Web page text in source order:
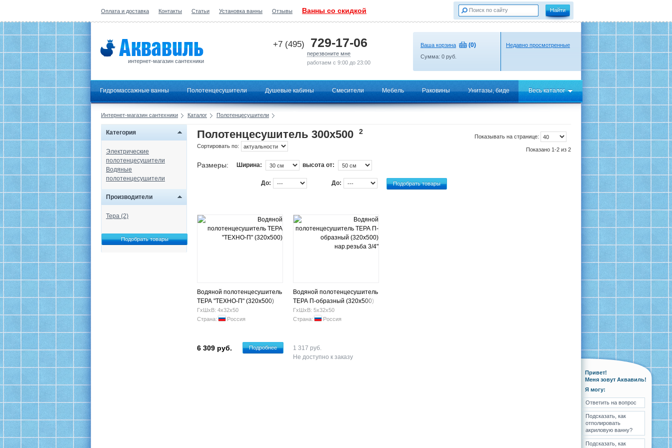
Оплата и доставка Контакты Статьи Установка ванны Отзывы Ванны со скидкой
интернет-магазин сантехники
+7 (495) 729-17-06
перезвоните мне
работаем с 9:00 до 23:00
Ваша корзина (0)
Сумма: 0 руб.
Недавно просмотренные
Гидромассажные ванны Полотенцесушители Душевые кабины Смесители Мебель Раковины Унитазы, биде Весь каталог
Интернет-магазин сантехники Каталог Полотенцесушители
Категория
Электрические
полотенцесушители
Водяные
полотенцесушители
Производители
Тера (2)
Показывать на странице:
Показано 1-2 из 2
Полотенцесушитель 300х500 2
Сортировать по:
Размеры: Ширина: высота от:
До: До:
Водяной полотенцесушитель
ТЕРА "ТЕХНО-П" (320х500)
ГхШхВ: 4х32х50
Страна:
Россия
6 309 руб. Подробнее
Водяной полотенцесушитель
ТЕРА П-образный (320х500)
нар.резьба 3/4"
ГхШхВ: 5х32х50
Страна:
Россия
1 317 руб.
Не доступно к заказу
Привет!
Меня зовут Аквавиль!
Я могу:
Ответить на вопрос
Подсказать, как
отполировать
акриловую ванну?
Подсказать, как